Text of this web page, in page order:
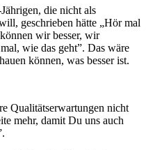
die nicht als
geschrieben hätte „Hör mal
wir besser, wir
wie das geht”. Das wäre
können, was besser ist.
Qualitätserwartungen nicht
mehr, damit Du uns auch